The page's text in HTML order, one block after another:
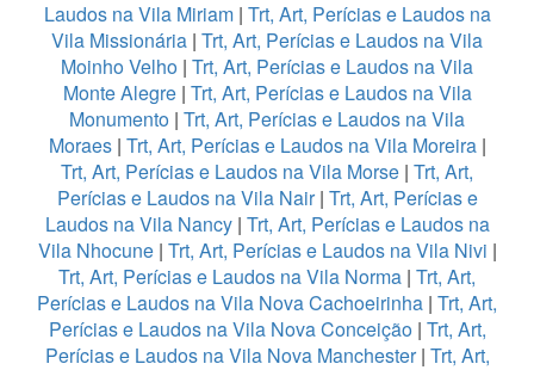
Laudos na Vila Miriam| Trt, Art, Perícias e Laudos na
Vila Missionária | Trt, Art, Perícias e Laudos na Vila
Moinho Velho | Trt, Art, Perícias e Laudos na Vila
Monte Alegre| Trt, Art, Perícias e Laudos na Vila
Monumento | Trt, Art, Perícias e Laudos na Vila
Moraes| Trt, Art, Perícias e Laudos na Vila Moreira|
Trt, Art, Perícias e Laudos na Vila Morse | Trt, Art,
Perícias e Laudos na Vila Nair| Trt, Art, Perícias e
Laudos na Vila Nancy| Trt, Art, Perícias e Laudos na
Vila Nhocune| Trt, Art, Perícias e Laudos na Vila Nivi |
Trt, Art, Perícias e Laudos na Vila Norma | Trt, Art,
Perícias e Laudos na Vila Nova Cachoeirinha | Trt, Art,
Perícias e Laudos na Vila Nova Conceição| Trt, Art,
Perícias e Laudos na Vila Nova Manchester| Trt, Art,